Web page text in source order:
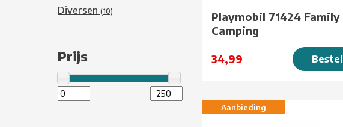
Diversen (10)
Prijs
Playmobil 71424 Family
Camping
34,99 Bestel
Aanbieding